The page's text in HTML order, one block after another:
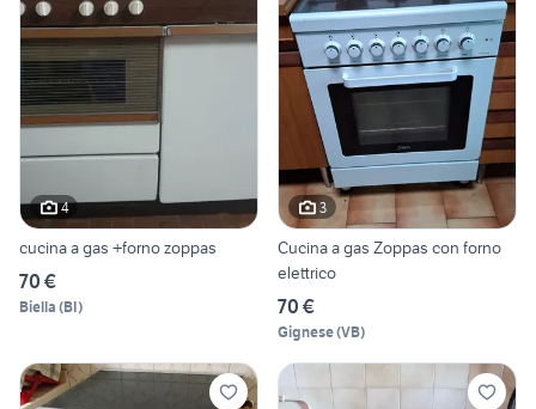
4
cucina a gas +forno zoppas
70 €
Biella (BI)
3
Cucina a gas Zoppas con forno
elettrico
70 €
Gignese(VB)